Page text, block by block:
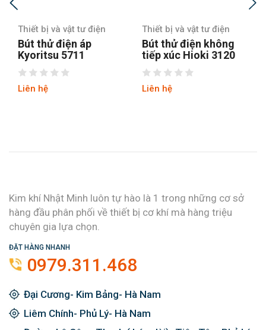
Thiết bị và vật tư điện
Bút thử điện áp
Kyoritsu 5711
Liên hệ
Thiết bị và vật tư điện
Bút thử điện không
tiếp xúc Hioki 3120
Liên hệ
Kim khí Nhật Minh luôn tự hào là 1 trong những cơ sở
hàng đầu phân phối về thiết bị cơ khí mà hàng triệu
chuyên gia lựa chọn.